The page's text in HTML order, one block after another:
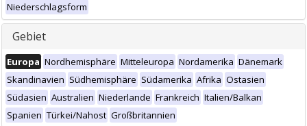
Niederschlagsform
Gebiet
Europa Nordhemisphäre Mitteleuropa Nordamerika Dänemark
Skandinavien Südhemisphäre Südamerika Afrika Ostasien
Südasien Australien Niederlande Frankreich Italien/Balkan
Spanien Türkei/Nahost Großbritannien